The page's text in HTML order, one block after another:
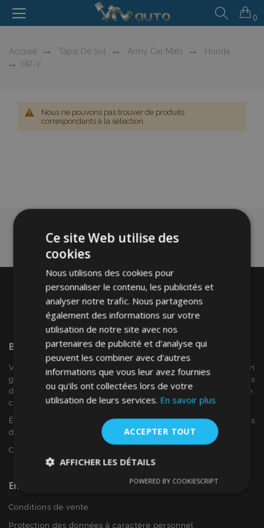
0
Accueil Tapis De Sol Army Car Mats
Honda
HR-V
Nous ne pouvons pas trouver de produits
correspondants à la sélection.
Bienvenue SurVTVAuto
VTV voiture est un détaillant européen et fournisseur en
gros d'accessoires automobiles tels que:. les enjoliveurs, les
déflecteurs de vent, housses de siège, tapis de voiture,
couvertures de chrome et cadres ...
Êtes-vous intéressé par dropshipping ou voulez-vous
devenir notre partenaire?
Contactez-nous dès aujourd'hui!
En Savoir Plus Sur VTVAuto
Conditions de vente
Protection des données à caractère personnel
Ce site Web utilise des
cookies
Nous utilisons des cookies pour
personnaliser le contenu, les publicités et
analyser notre trafic. Nous partageons
également des informations sur votre
utilisation de notre site avec nos
partenaires de publicité et d'analyse qui
peuvent les combiner avec d'autres
informations que vous leur avez fournies
ou qu'ils ont collectées lors de votre
utilisation de leurs services. En savoir plus
ACCEPTER TOUT
AFFICHER LES DÉTAILS
Performance Ciblage
POWERED BY COOKIESCRIPT